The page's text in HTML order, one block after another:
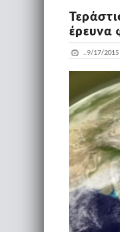
έρευνα
..9/17/2015